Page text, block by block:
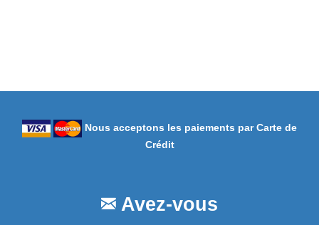
Nous acceptons les paiements par Carte de
Crédit
Avez-vous